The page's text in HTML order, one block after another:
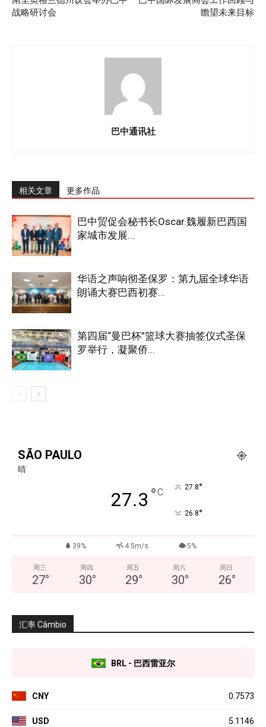
战略研讨会
瞻望未来目标
巴中通讯社
相关文章 更多作品
巴中贸促会秘书长Oscar.魏履新巴西国
家城市发展...
华语之声响彻圣保罗：第九届全球华语
朗诵大赛巴西初赛...
第四届“曼巴杯”篮球大赛抽签仪式圣保
罗举行，凝聚侨...
SÃO PAULO
晴
27.3 °C 27.8°
26.8°
39% 4.5m/s 5%
周三
27°
周四
30°
周五
29°
周六
30°
周日
26°
汇率 Câmbio
BRL - 巴西雷亚尔
CNY 0.7573
USD 5.1146